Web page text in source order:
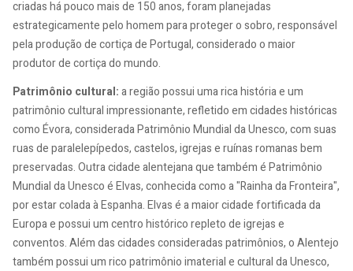
criadas há pouco mais de 150 anos, foram planejadas
estrategicamente pelo homem para proteger o sobro, responsável
pela produção de cortiça de Portugal, considerado o maior
produtor de cortiça do mundo.
Patrimônio cultural:a região possui uma rica história e um
patrimônio cultural impressionante, refletido em cidades históricas
como Évora, considerada Patrimônio Mundial da Unesco, com suas
ruas de paralelepípedos, castelos, igrejas e ruínas romanas bem
preservadas. Outra cidade alentejana que também é Patrimônio
Mundial da Unesco é Elvas, conhecida como a "Rainha da Fronteira",
por estar colada à Espanha. Elvas é a maior cidade fortificada da
Europa e possui um centro histórico repleto de igrejas e
conventos. Além das cidades consideradas patrimônios, o Alentejo
também possui um rico patrimônio imaterial e cultural da Unesco,